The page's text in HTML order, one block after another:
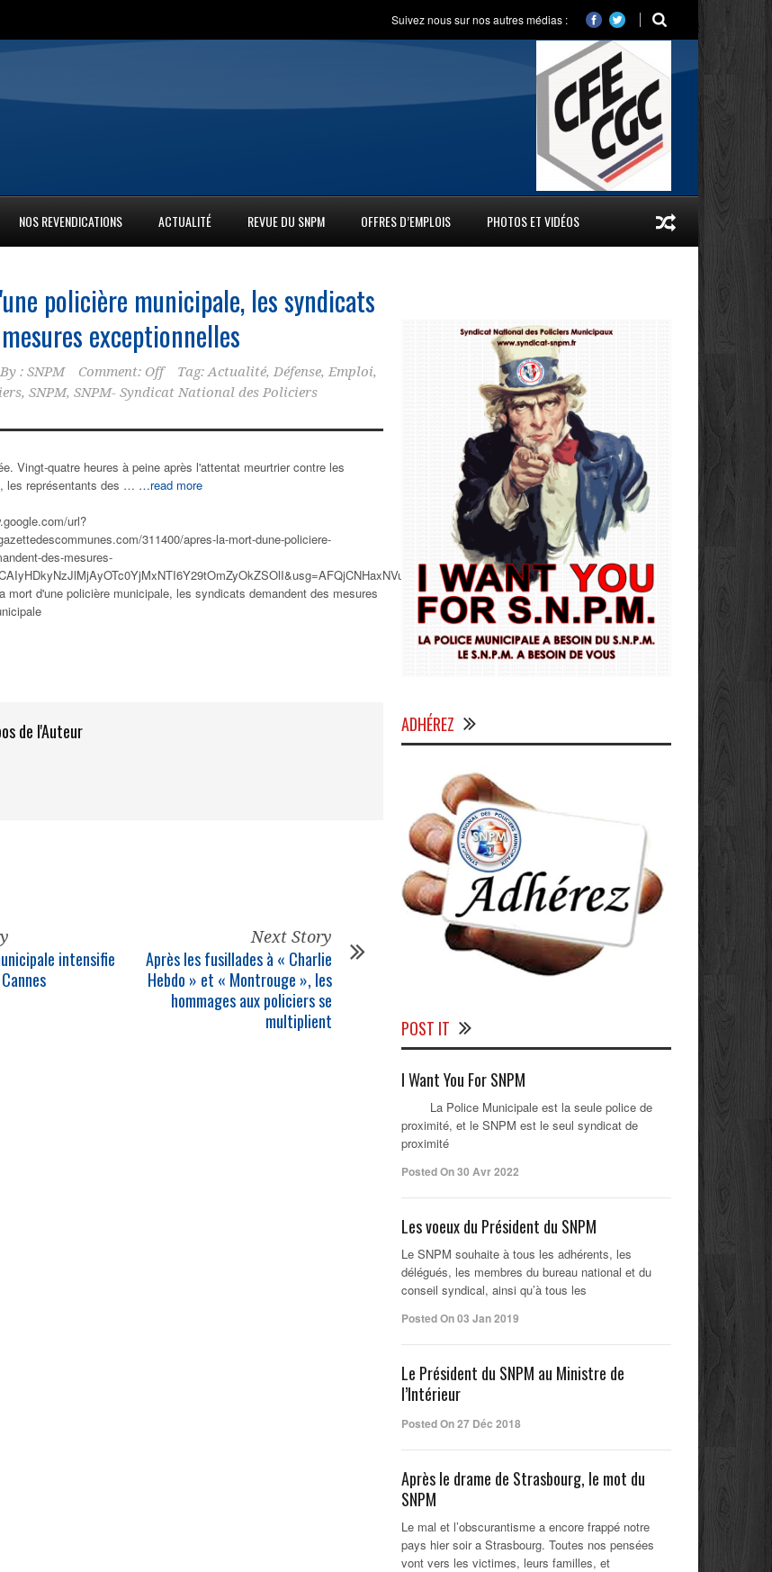
Suivez nous sur nos autres médias :
NOS REVENDICATIONS ACTUALITÉ REVUE DU SNPM OFFRES D’EMPLOIS PHOTOS ET VIDÉOS
policière municipale, les syndicats
exceptionnelles
By : SNPM Comment: Off Tag: Actualité, Défense, Emploi,
, SNPM, SNPM- Syndicat National des Policiers
Vingt-quatre heures à peine après l'attentat meurtrier contre les
les représentants des … …read more
url?
311400/apres-la-mort-dune-policiere-
des-mesures-
mort d'une policière municipale, les syndicats demandent des mesures
de l'Auteur
intensifie
Next Story
Après les fusillades à « Charlie
Hebdo » et « Montrouge », les
hommages auxpoliciersse
multiplient
ADHÉREZ
POST IT
I Want You For SNPM
La Police Municipale est la seule police de
proximité, et le SNPM est le seul syndicat de
proximité
Posted On 30 Avr 2022
Les voeux du Président du SNPM
Le SNPM souhaite à tous les adhérents, les
délégués, les membres du bureau national et du
conseil syndical, ainsi qu’à tous les
Posted On 03 Jan 2019
Le Président du SNPM au Ministre de
l’Intérieur
Posted On 27 Déc 2018
Après le drame de Strasbourg, le mot du
SNPM
Le mal et l’obscurantisme a encore frappé notre
pays hier soir a Strasbourg. Toutes nos pensées
vont vers les victimes, leurs familles, et